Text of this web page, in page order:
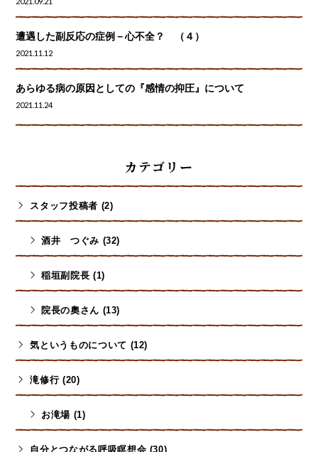
遭遇した副反応の症例－心不全？ （４）
2021.11.12
あらゆる病の原因としての『感情の抑圧』について
2021.11.24
カテゴリー
スタッフ投稿者 (2)
酒井 つぐみ (32)
稲垣副院長 (1)
院長の奧さん (13)
気というものについて (12)
滝修行 (20)
お滝場 (1)
自分とつながる呼吸瞑想会 (30)